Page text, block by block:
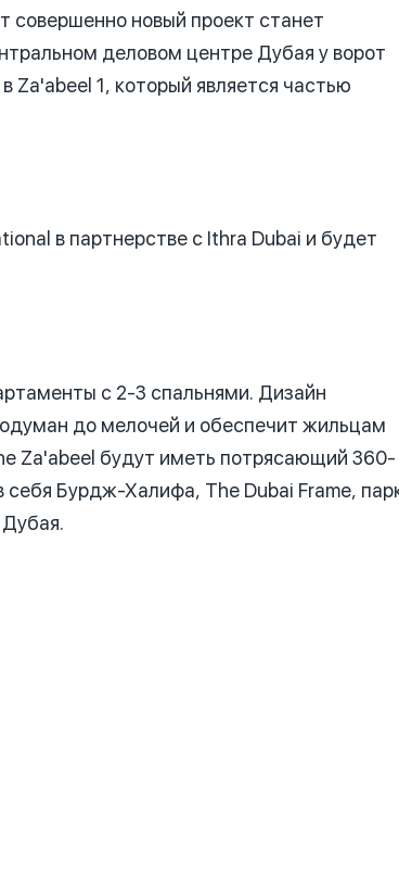
совершенно новый проект станет
деловом центре Дубая у ворот
1, который является частью
в партнерстве с Ithra Dubai и будет
с 2-3 спальнями. Дизайн
до мелочей и обеспечит жильцам
Za'abeel будут иметь потрясающий 360-
Бурдж-Халифа, The Dubai Frame,